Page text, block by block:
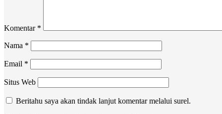
Komentar *
Nama *
Email *
Situs Web
Beritahu saya akan tindak lanjut komentar melalui surel.